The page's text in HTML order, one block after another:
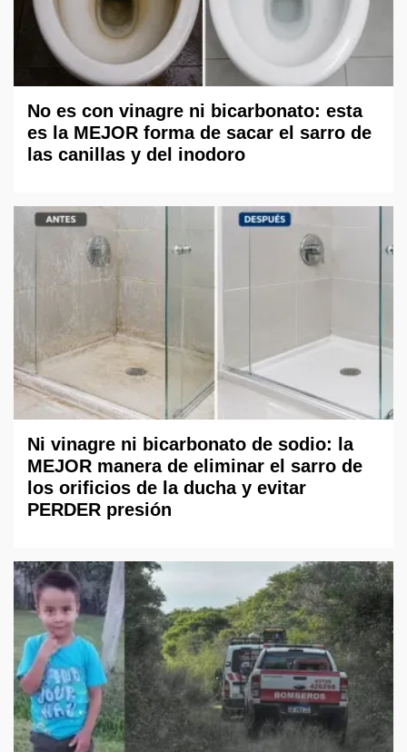
No es con vinagre ni bicarbonato: esta
es la MEJOR forma de sacar el sarro de
las canillas y del inodoro
Ni vinagre ni bicarbonato de sodio: la
MEJOR manera de eliminar el sarro de
los orificios de la ducha y evitar
PERDER presión